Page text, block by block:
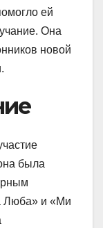
ей
Она
новой
была
Люба» и «Ми